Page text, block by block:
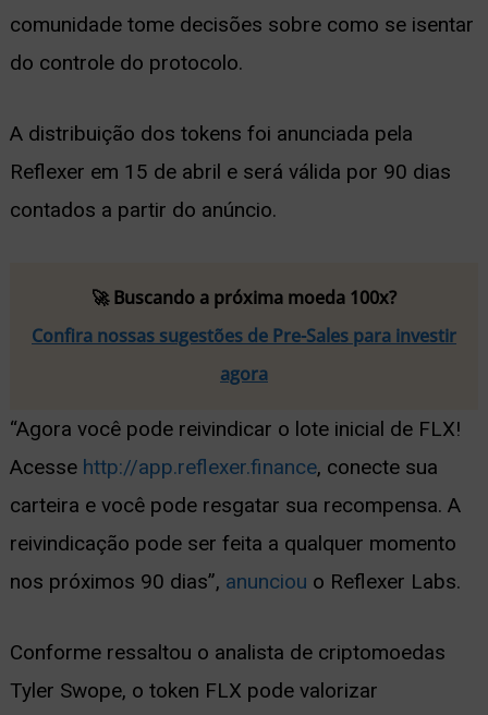
comunidade tome decisões sobre como se isentar
do controle do protocolo.
A distribuição dos tokens foi anunciada pela
Reflexer em 15 de abril e será válida por 90 dias
contados a partir do anúncio.
🚀 Buscando a próxima moeda 100x?
Confira nossas sugestões de Pre-Sales para investir
agora
“Agora você pode reivindicar o lote inicial de FLX!
Acesse http://app.reflexer.finance, conecte sua
carteira e você pode resgatar sua recompensa. A
reivindicação pode ser feita a qualquer momento
nos próximos 90 dias”, anunciou o Reflexer Labs.
Conforme ressaltou o analista de criptomoedas
Tyler Swope, o token FLX pode valorizar